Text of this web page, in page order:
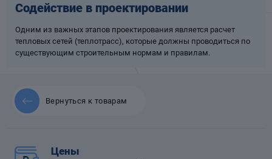
Содействие в проектировании
Одним из важных этапов проектирования является расчет
тепловых сетей (теплотрасс), которые должны проводиться по
существующим строительным нормам и правилам.
Вернуться к товарам
Цены